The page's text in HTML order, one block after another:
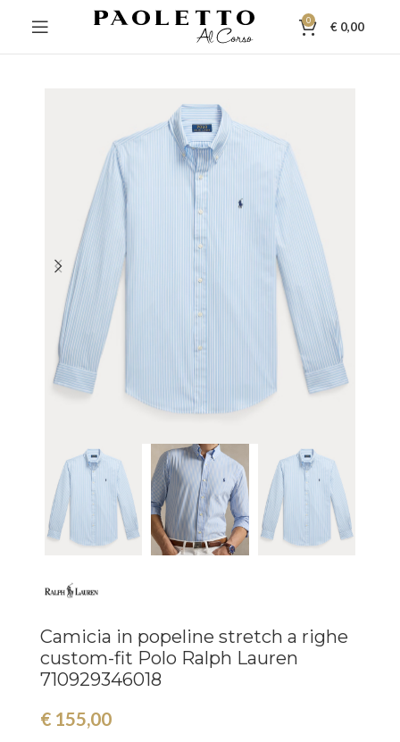
0 € 0,00
Camicia in popeline stretch a righe
custom-fit Polo Ralph Lauren
710929346018
€ 155,00